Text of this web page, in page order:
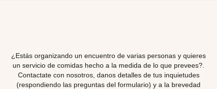
¿Estás organizando un encuentro de varias personas y quieres
un servicio de comidas hecho a la medida de lo que prevees?.
Contactate con nosotros, danos detalles de tus inquietudes
(respondiendo las preguntas del formulario) y a la brevedad